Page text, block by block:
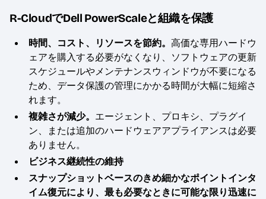
R-CloudでDell PowerScaleと組織を保護
時間、コスト、リソースを節約。 高価な専用ハードウ
ェアを購入する必要がなくなり、ソフトウェアの更新
スケジュールやメンテナンスウィンドウが不要になる
ため、データ保護の管理にかかる時間が大幅に短縮さ
れます。
複雑さが減少。 エージェント、プロキシ、プラグイ
ン、または追加のハードウェアアプライアンスは必要
ありません。
ビジネス継続性の維持
スナップショットベースのきめ細かなポイントインタ
イム復元により、最も必要なときに可能な限り迅速に